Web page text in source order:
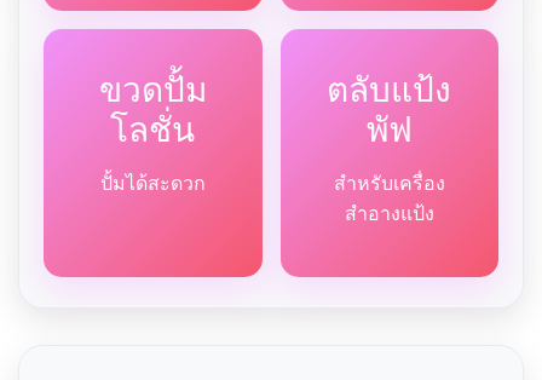
ขวดปั้ม
โลชั่น
ปั้มได้สะดวก
ตลับแป้ง
พัฟ
สำหรับเครื่อง
สำอางแป้ง